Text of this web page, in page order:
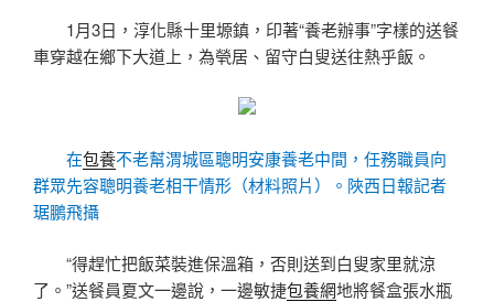
1月3日，淳化縣十里塬鎮，印著“養老辦事”字樣的送餐
車穿越在鄉下大道上，為煢居、留守白叟送往熱乎飯。
在包養不老幫渭城區聰明安康養老中間，任務職員向
群眾先容聰明養老相干情形（材料照片）。陜西日報記者
琚鵬飛攝
“得趕忙把飯菜裝進保溫箱，否則送到白叟家里就涼
了。”送餐員夏文一邊說，一邊敏捷包養網地將餐盒張水瓶